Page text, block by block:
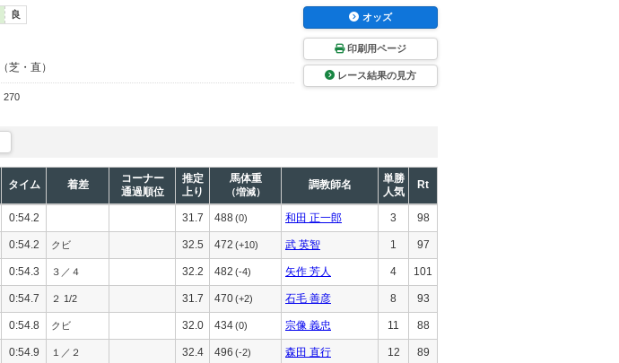
良
（芝・直）
270
オッズ
印刷用ページ
レース結果の見方
タイム 着差
コーナー
通過順位
推定
上り
馬体重
（増減）
調教師名
単勝
人気
Rt
0:54.2 31.7 488(0) 和田 正一郎 3 98
0:54.2 クビ 32.5 472 (+10) 武 英智 1 97
0:54.3 ３／４ 32.2 482 (-4) 矢作 芳人 4 101
0:54.7 ２ 1/2 31.7 470(+2) 石毛 善彦 8 93
0:54.8 クビ 32.0 434(0) 宗像 義忠 11 88
0:54.9 １／２ 32.4 496 (-2) 森田 直行 12 89